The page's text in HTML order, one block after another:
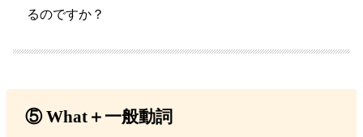
るのですか？
⑤ What＋一般動詞